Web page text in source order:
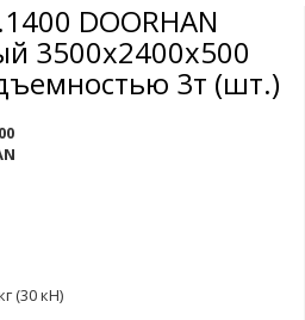
DOORHAN
3500х2400х500
3т (шт.)
(30 кН)